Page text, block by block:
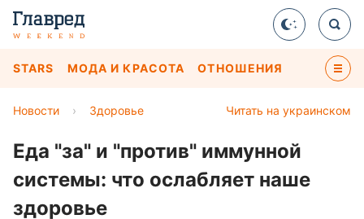
STARS МОДА И КРАСОТА ОТНОШЕНИЯ
Читать на украинском
Новости › Здоровье
Еда "за" и "против" иммунной
системы: что ослабляет наше
здоровье